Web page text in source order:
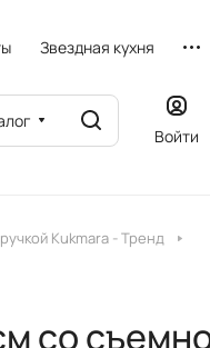
Звездная кухня
Войти
Kukmara - Тренд
со